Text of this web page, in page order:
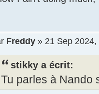
Freddy » 21 Sep 2024,
stikky a écrit:
Tu parles à Nando